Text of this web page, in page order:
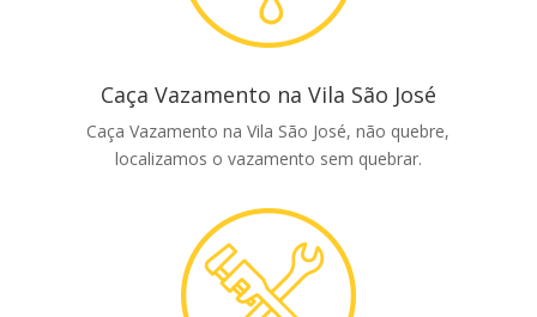
Caça Vazamento na Vila São José
Caça Vazamento na Vila São José, não quebre,
localizamos o vazamento sem quebrar.